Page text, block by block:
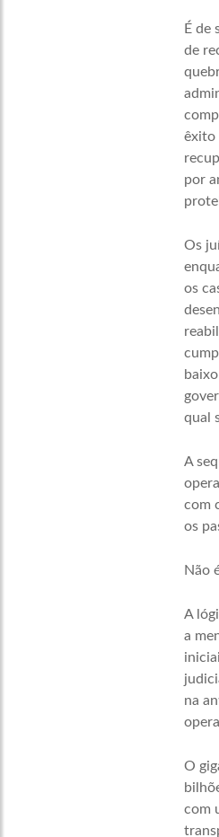
É de
de
êxito
por
Os
os
qual
A
com
os
Não
A
a
na
O
com